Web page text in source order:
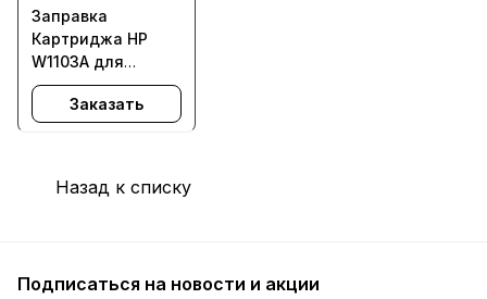
Заправка
Картриджа HP
W1103A для
Neverstop Laser
1000a, 1000w,
Заказать
Назад к списку
Подписаться на новости и акции